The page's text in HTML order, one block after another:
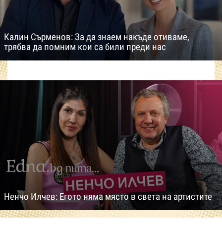
Калин Сърменов: За да знаем накъде отиваме,
трябва да помним кои са били преди нас
Ненчо Илчев: Егото няма място в света на артистите